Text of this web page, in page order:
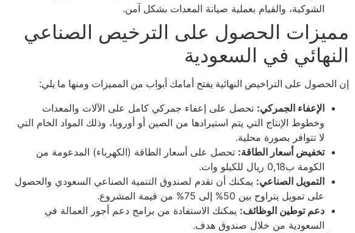
الشوكية، والقيام بعملية صيانة المعدات بشكل آمن.
مميزات الحصول على الترخيص الصناعي
النهائي في السعودية
إن الحصول على التراخيص النهائية يفتح أمامك أبواب من المميزات ومنها ما يلي:
الإعفاء الجمركي: تحصل على إعفاء جمركي كامل على الآلات والمعدات
وخطوط الإنتاج التي يتم استيرادها من الصين أو أوروبا، وذلك المواد الخام التي
لا تتوافر بصورة محلية.
تخفيض أسعار الطاقة: تحصل على أسعار الطاقة (الكهرباء) المدعومة من
الكومة ب0,18 ريال للكيلو وات.
التمويل الصناعي: يمكنك أن تقدم لصندوق التنمية الصناعي السعودي والحصول
على تمويل يتراوح بين 50% إلى 75% من قيمة المشروع.
دعم توطين الوظائف: يمكنك الاستفادة من برامج دعم أجور العمالة في
السعودية من خلال صندوق هدف.